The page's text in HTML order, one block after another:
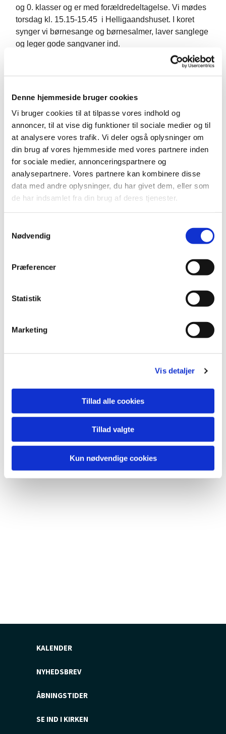
Denne hjemmeside bruger cookies
Vi bruger cookies til at tilpasse vores indhold og
annoncer, til at vise dig funktioner til sociale medier og til
at analysere vores trafik. Vi deler også oplysninger om
din brug af vores hjemmeside med vores partnere inden
for sociale medier, annonceringspartnere og
analysepartnere. Vores partnere kan kombinere disse
data med andre oplysninger, du har givet dem, eller som
de har indsamlet fra din brug af deres tjenester.
Nødvendig
Præferencer
Statistik
Marketing
Vis detaljer
Tillad alle cookies
Tillad valgte
Kun nødvendige cookies
og 0. klasser og er med forældredeltagelse. Vi mødes
torsdag kl. 15.15-15.45 i Helligaandshuset. I koret
synger vi børnesange og børnesalmer, laver sanglege
og leger gode sangvaner ind.
Pernille Tjørnemark varetager undervisningen. Hun er
musikpædagog uddannet fra Det Kongelige
ledelse af børnekor.
Der kommer halvårligt et tilmeldingslink på
hjemmesiden.
Du vil måske også kunne lide...
KALENDER
NYHEDSBREV
ÅBNINGSTIDER
SE IND I KIRKEN